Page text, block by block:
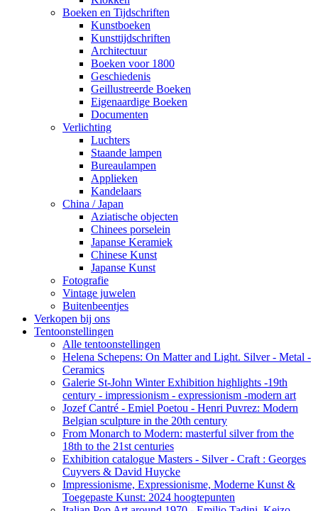
Boeken en Tijdschriften
Kunstboeken
Kunsttijdschriften
Architectuur
Boeken voor 1800
Geschiedenis
Geillustreerde Boeken
Eigenaardige Boeken
Documenten
Verlichting
Luchters
Staande lampen
Bureaulampen
Applieken
Kandelaars
China / Japan
Aziatische objecten
Chinees porselein
Japanse Keramiek
Chinese Kunst
Japanse Kunst
Fotografie
Vintage juwelen
Buitenbeentjes
Verkopen bij ons
Tentoonstellingen
Alle tentoonstellingen
Helena Schepens: On Matter and Light. Silver - Metal -
Ceramics
Galerie St-John Winter Exhibition highlights -19th
century - impressionism - expressionism -modern art
Jozef Cantré - Emiel Poetou - Henri Puvrez: Modern
Belgian sculpture in the 20th century
From Monarch to Modern: masterful silver from the
18th to the 21st centuries
Exhibition catalogue Masters - Silver - Craft : Georges
Cuyvers & David Huycke
Impressionisme, Expressionisme, Moderne Kunst &
Toegepaste Kunst: 2024 hoogtepunten